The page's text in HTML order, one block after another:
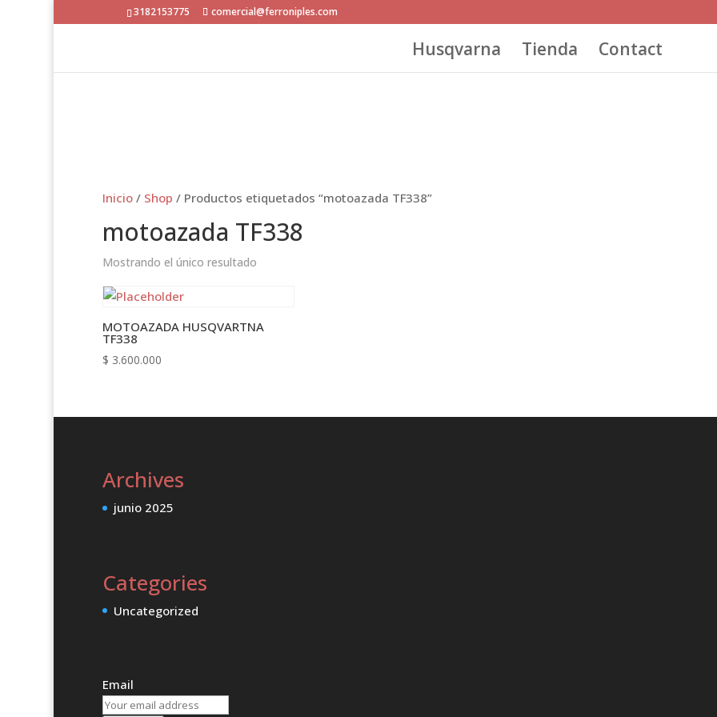
3182153775 comercial@ferroniples.com
Husqvarna Tienda Contact
Inicio/ Shop / Productos etiquetados “motoazada TF338”
motoazada TF338
Mostrando el único resultado
MOTOAZADA HUSQVARTNA
TF338
$ 3.600.000
Archives
junio 2025
Categories
Uncategorized
Email